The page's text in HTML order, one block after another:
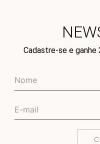
Cadastre-se e ganhe